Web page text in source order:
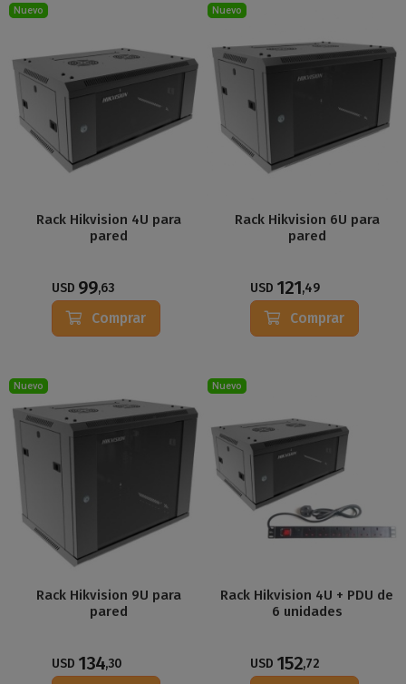
Nuevo
Rack Hikvision 4U para
pared
USD 99,63
Comprar
Nuevo
Rack Hikvision 6U para
pared
USD 121,49
Comprar
Nuevo
Rack Hikvision 9U para
pared
USD 134,30
Nuevo
Rack Hikvision 4U + PDU de
6 unidades
USD 152,72